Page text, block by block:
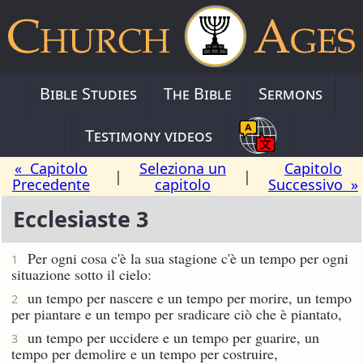
Bible Studies The Bible
Sermons
Testimony videos
« Capitolo
Precedente
|
Seleziona un
capitolo
|
Capitolo
Successivo »
Ecclesiaste 3
1
Per ogni cosa c'è la sua stagione c'è un tempo per ogni
situazione sotto il cielo:
2
un tempo per nascere e un tempo per morire, un tempo
per piantare e un tempo per sradicare ciò che è piantato,
3
un tempo per uccidere e un tempo per guarire, un
tempo per demolire e un tempo per costruire,